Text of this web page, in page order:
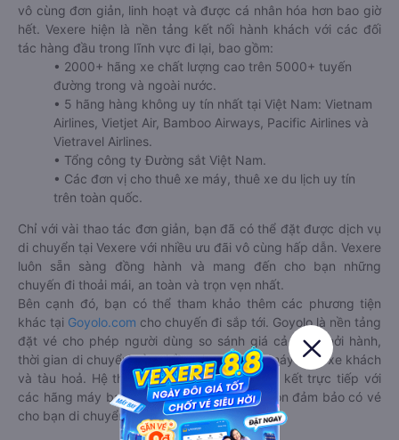
vô cùng đơn giản, linh hoạt và được cá nhân hóa hơn bao giờ
hết. Vexere hiện là nền tảng kết nối hành khách với các đối
tác hàng đầu trong lĩnh vực đi lại, bao gồm:
• 2000+ hãng xe chất lượng cao trên 5000+ tuyến
đường trong và ngoài nước.
• 5 hãng hàng không uy tín nhất tại Việt Nam: Vietnam
Airlines, Vietjet Air, Bamboo Airways, Pacific Airlines và
Vietravel Airlines.
• Tổng công ty Đường sắt Việt Nam.
• Các đơn vị cho thuê xe máy, thuê xe du lịch uy tín
trên toàn quốc.
Chỉ với vài thao tác đơn giản, bạn đã có thể đặt được dịch vụ
di chuyển tại Vexere với nhiều ưu đãi vô cùng hấp dẫn. Vexere
luôn sẵn sàng đồng hành và mang đến cho bạn những
chuyến đi thoải mái, an toàn và trọn vẹn nhất.
Bên cạnh đó, bạn có thể tham khảo thêm các phương tiện
khác tại Goyolo.com cho chuyến đi sắp tới. Goyolo là nền tảng
đặt vé cho phép người dùng so sánh giá cả, giờ khởi hành,
thời gian di chuyển của nhiều phương tiện máy bay, xe khách
và tàu hoả. Hệ thống của Goyolo được liên kết trực tiếp với
các hãng máy bay, xe khách và tàu hoả, luôn đảm bảo có vé
cho bạn di chuyển.